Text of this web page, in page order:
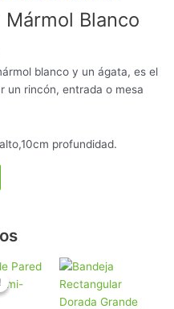
Blanco
blanco y un ágata, es el
un rincón, entrada o mesa
profundidad.
precio
El
actual